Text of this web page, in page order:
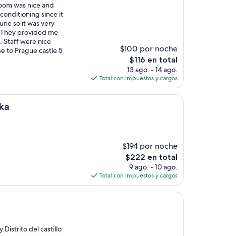
was nice and
since it
so it was very
provided me
Staff were nice
to Prague castle 5
$100 por noche
El
precio
actual
es
de
$116 en total
13 ago. - 14 ago.
Total con impuestos y cargos
$194 por noche
El
precio
actual
es
de
$222 en total
9 ago. - 10 ago.
Total con impuestos y cargos
Distrito del castillo